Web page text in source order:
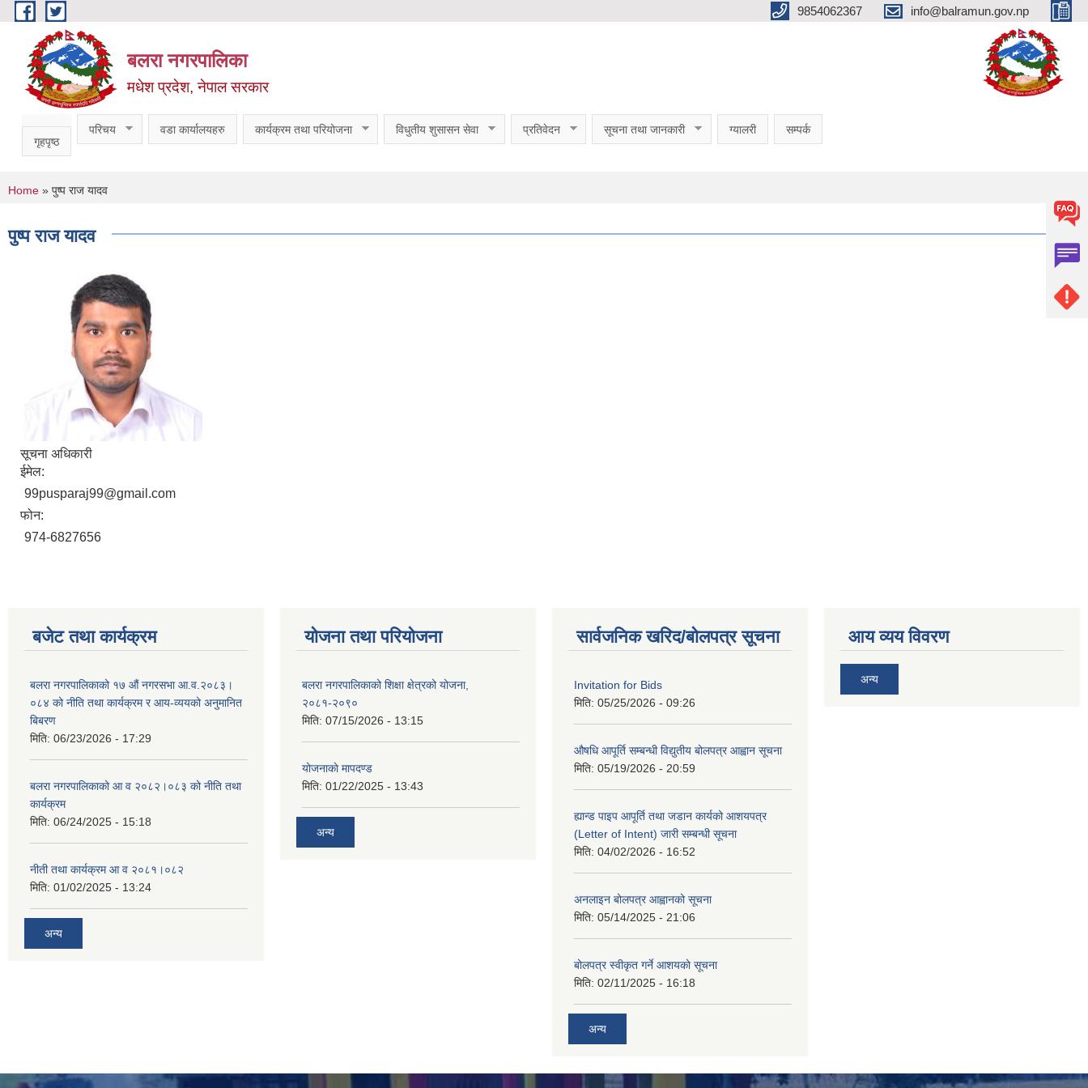
Skip to main content 9854062367 info@balramun.gov.np
बलरा नगरपालिका
मधेश प्रदेश, नेपाल सरकार
गृहपृष्ठ
परिचय वडा कार्यालयहरु कार्यक्रम तथा परियोजना विधुतीय शुसासन सेवा प्रतिवेदन सूचना तथा जानकारी ग्यालरी सम्पर्क
You are here
Home » पुष्प राज यादव
पुष्प राज यादव
सूचना अधिकारी
ईमेल:
99pusparaj99@gmail.com
फोन:
974-6827656
बजेट तथा कार्यक्रम
बलरा नगरपालिकाको १७ औं नगरसभा आ.व.२०८३।
०८४ को नीति तथा कार्यक्रम र आय-व्ययको अनुमानित
बिबरण
मिति: 06/23/2026 - 17:29
बलरा नगरपालिकाको आ व २०८२।०८३ को नीति तथा
कार्यक्रम
मिति: 06/24/2025 - 15:18
नीती तथा कार्यक्रम आ व २०८१।०८२
मिति: 01/02/2025 - 13:24
अन्य
योजना तथा परियोजना
बलरा नगरपालिकाको शिक्षा क्षेत्रको योजना,
२०८१-२०९०
मिति: 07/15/2026 - 13:15
योजनाकाे मापदण्ड
मिति: 01/22/2025 - 13:43
अन्य
सार्वजनिक खरिद/बोलपत्र सूचना
Invitation for Bids
मिति: 05/25/2026 - 09:26
औषधि आपूर्ति सम्बन्धी विद्युतीय बोलपत्र आह्वान सूचना
मिति: 05/19/2026 - 20:59
ह्यान्ड पाइप आपूर्ति तथा जडान कार्यको आशयपत्र
(Letter of Intent) जारी सम्बन्धी सूचना
मिति: 04/02/2026 - 16:52
अनलाइन बोलपत्र आह्वानको सूचना
मिति: 05/14/2025 - 21:06
बोलपत्र स्वीकृत गर्ने आशयकाे सूचना
मिति: 02/11/2025 - 16:18
अन्य
आय व्यय विवरण
अन्य